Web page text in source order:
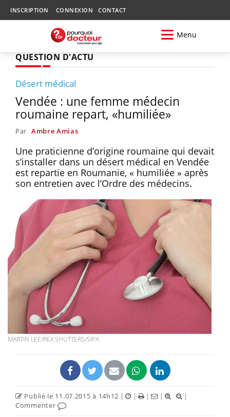
INSCRIPTION CONNEXION CONTACT
Menu
QUESTION D'ACTU
Désert médical
Vendée : une femme médecin
roumaine repart, «humiliée»
Par Ambre Amias
Une praticienne d’origine roumaine qui devait
s’installer dans un désert médical en Vendée
est repartie en Roumanie, « humiliée » après
son entretien avec l’Ordre des médecins.
MARTIN LEE/REX SHUTTERS/SIPA
Publié le 11.07.2015 à 14h12 | | | |
|
Commenter